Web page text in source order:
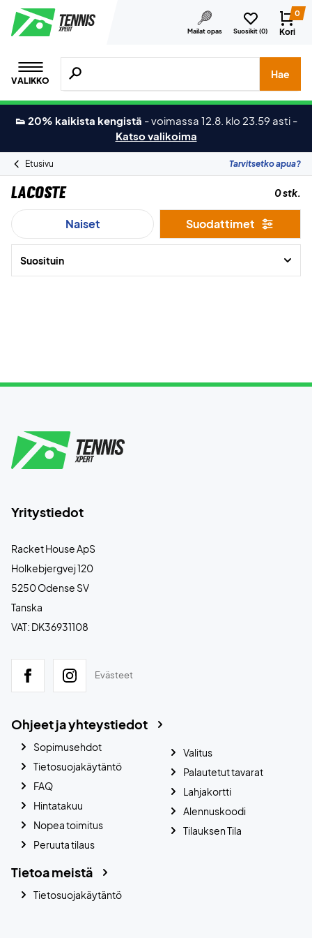
Mailat opas Suosikit (0)
0
Kori
VALIKKO
Hae tuotteita, merkkejä jne.
Hae
👟 20% kaikista kengistä -voimassa 12.8. klo 23.59 asti -
Katso valikoima
Etusivu Tarvitsetko apua?
Lacoste 0 stk.
Naiset Suodattimet
Suosituin
Yritystiedot
Racket House ApS
Holkebjergvej 120
5250 Odense SV
Tanska
VAT: DK36931108
Evästeet
Ohjeet ja yhteystiedot
Sopimusehdot
Tietosuojakäytäntö
FAQ
Hintatakuu
Nopea toimitus
Peruuta tilaus
Valitus
Palautetut tavarat
Lahjakortti
Alennuskoodi
Tilauksen Tila
Tietoa meistä
Tietosuojakäytäntö